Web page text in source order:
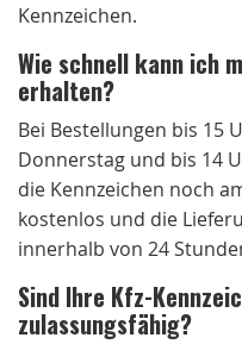
Kennzeichen.
Wie schnell kann ich
erhalten?
Bei Bestellungen bis 15
Donnerstag und bis 14
die Kennzeichen noch
kostenlos und die
innerhalb von 24
Sind Ihre Kfz-
zulassungsfähig?